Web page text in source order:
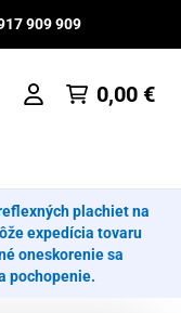
909 909
0,00 €
plachiet na
expedícia tovaru
oneskorenie sa
pochopenie.